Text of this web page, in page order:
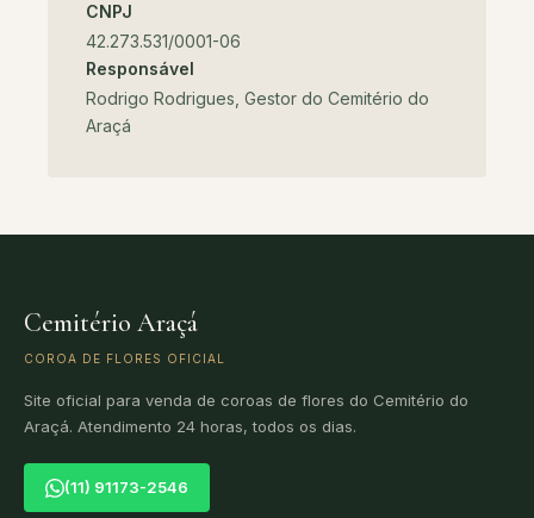
CNPJ
42.273.531/0001-06
Responsável
Rodrigo Rodrigues, Gestor do Cemitério do
Araçá
Cemitério Araçá
COROA DE FLORES OFICIAL
Site oficial para venda de coroas de flores do Cemitério do
Araçá. Atendimento 24 horas, todos os dias.
(11) 91173-2546